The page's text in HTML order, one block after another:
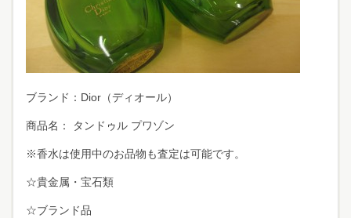
ブランド：Dior（ディオール）
商品名： タンドゥル プワゾン
※香水は使用中のお品物も査定は可能です。
☆貴金属・宝石類
☆ブランド品